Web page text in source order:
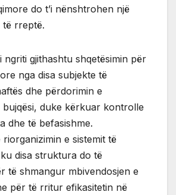
do t’i nënshtrohen një
të rreptë.
ngriti gjithashtu shqetësimin për
nga disa subjekte të
dhe përdorimin e
bujqësi, duke kërkuar kontrolle
dhe të befasishme.
e sistemit të
disa struktura do të
të shmangur mbivendosjen e
për të rritur efikasitetin në